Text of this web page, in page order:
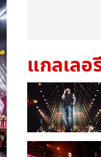
แกลเลอ